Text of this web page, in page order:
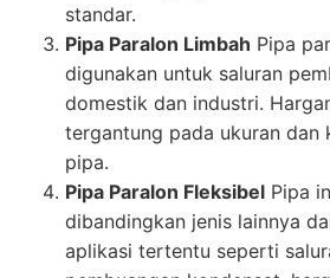
standar.
Pipa Paralon Limbah Pipa
digunakan untuk saluran
domestik dan industri.
tergantung pada ukuran dan
pipa.
Pipa Paralon Fleksibel Pipa
dibandingkan jenis lainnya
aplikasi tertentu seperti